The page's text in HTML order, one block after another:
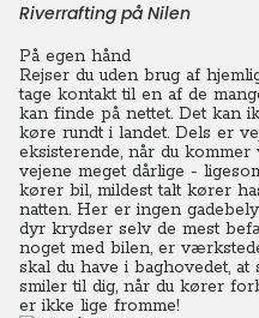
Riverrafting på Nilen
På egen hånd
Rejser du uden brug af
tage kontakt til en af de
kan finde på nettet. Det kan
køre rundt i landet. Dels er
eksisterende, når du
vejene meget dårlige -
kører bil, mildest talt kører
natten. Her er ingen
dyr krydser selv de mest
noget med bilen, er
skal du have i baghovedet,
smiler til dig, når du kører
er ikke lige fromme!